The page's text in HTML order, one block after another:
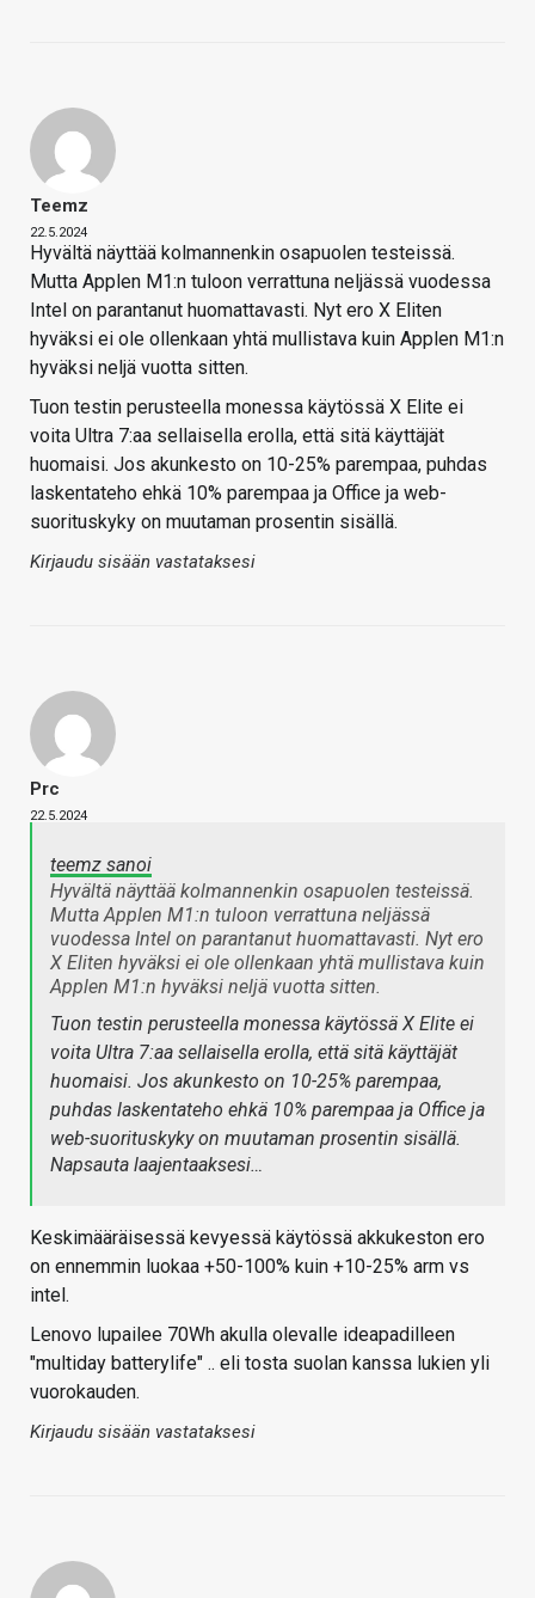
Teemz
22.5.2024
Hyvältä näyttää kolmannenkin osapuolen testeissä.
Mutta Applen M1:n tuloon verrattuna neljässä vuodessa
Intel on parantanut huomattavasti. Nyt ero X Eliten
hyväksi ei ole ollenkaan yhtä mullistava kuin Applen M1:n
hyväksi neljä vuotta sitten.
Tuon testin perusteella monessa käytössä X Elite ei
voita Ultra 7:aa sellaisella erolla, että sitä käyttäjät
huomaisi. Jos akunkesto on 10-25% parempaa, puhdas
laskentateho ehkä 10% parempaa ja Office ja web-
suorituskyky on muutaman prosentin sisällä.
Kirjaudu sisään vastataksesi
Prc
22.5.2024
teemz sanoi
Hyvältä näyttää kolmannenkin osapuolen testeissä.
Mutta Applen M1:n tuloon verrattuna neljässä
vuodessa Intel on parantanut huomattavasti. Nyt ero
X Eliten hyväksi ei ole ollenkaan yhtä mullistava kuin
Applen M1:n hyväksi neljä vuotta sitten.
Tuon testin perusteella monessa käytössä X Elite ei
voita Ultra 7:aa sellaisella erolla, että sitä käyttäjät
huomaisi. Jos akunkesto on 10-25% parempaa,
puhdas laskentateho ehkä 10% parempaa ja Office ja
web-suorituskyky on muutaman prosentin sisällä.
Napsauta laajentaaksesi…
Keskimääräisessä kevyessä käytössä akkukeston ero
on ennemmin luokaa +50-100% kuin +10-25% arm vs
intel.
Lenovo lupailee 70Wh akulla olevalle ideapadilleen
"multiday batterylife" .. eli tosta suolan kanssa lukien yli
vuorokauden.
Kirjaudu sisään vastataksesi